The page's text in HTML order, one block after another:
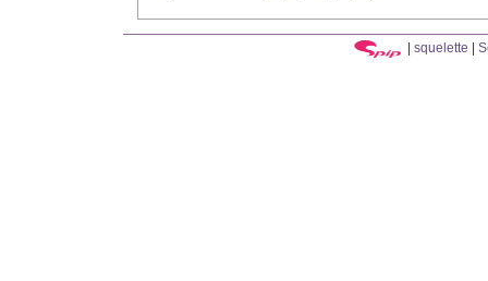
| squelette |